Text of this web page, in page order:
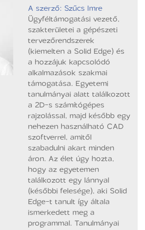
A szerző: Szűcs Imre
Ügyféltámogatási vezető,
szakterületei a gépészeti
tervezőrendszerek
(kiemelten a Solid Edge) és
a hozzájuk kapcsolódó
alkalmazások szakmai
támogatása. Egyetemi
tanulmányai alatt találkozott
a 2D-s számítógépes
rajzolással, majd később egy
nehezen használható CAD
szoftverrel, amitől
szabadulni akart minden
áron. Az élet úgy hozta,
hogy az egyetemen
találkozott egy lánnyal
(későbbi felesége), aki Solid
Edge-t tanult így általa
ismerkedett meg a
programmal. Tanulmányai